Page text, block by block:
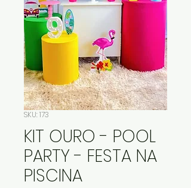
SKU: 173
KIT OURO - POOL
PARTY - FESTA NA
PISCINA